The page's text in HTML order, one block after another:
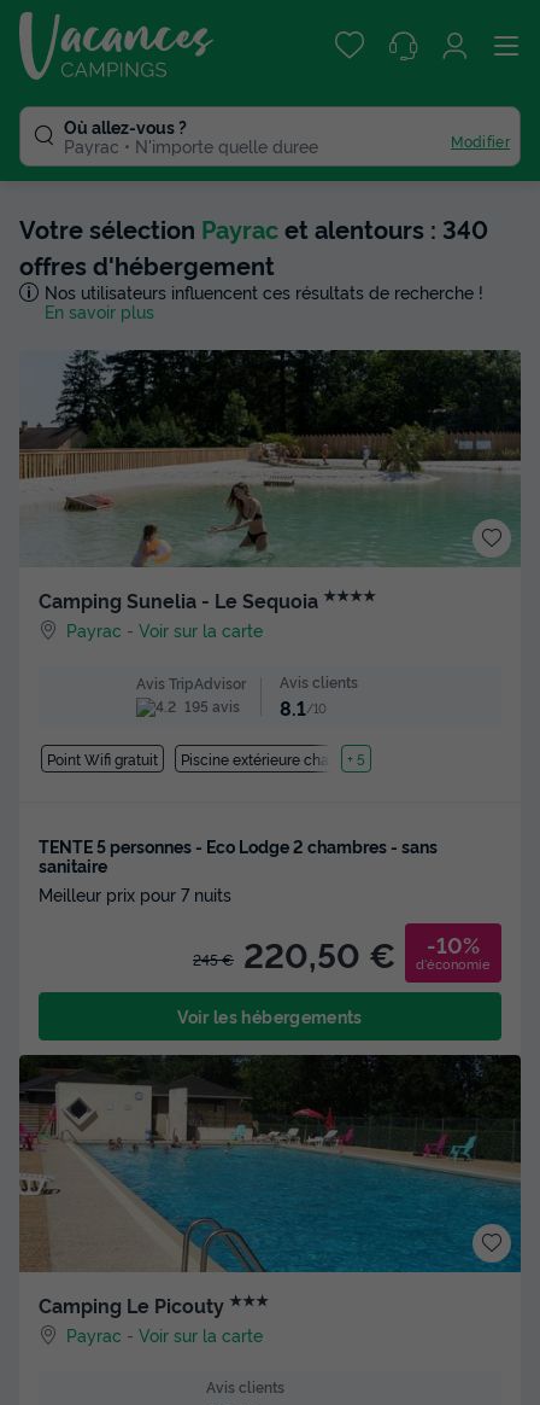
Où allez-vous ?
Payrac
N'importe quelle duree Modifier
Votre sélection Payracet alentours : 340
offres d'hébergement
Nos utilisateurs influencent ces résultats de recherche !
En savoir plus
Camping Sunelia - Le Sequoia ★★★★
Payrac -Voir sur la carte
Avis TripAdvisor
195 avis
Avis clients
8.1/10
Point Wifi gratuit Piscine extérieure chauffée
+ 5
TENTE 5 personnes - Eco Lodge 2 chambres - sans
sanitaire
Meilleur prix pour 7 nuits
245 € 220,50 € -10%
d'économie
Voir les hébergements
Camping Le Picouty ★★★
Payrac -Voir sur la carte
Avis clients